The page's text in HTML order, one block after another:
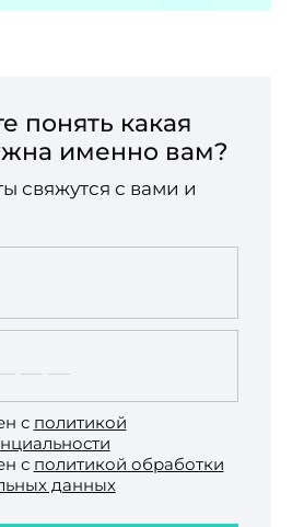
понять какая
именно вам?
свяжутся с вами и
с политикой
с политикой обработки
данных